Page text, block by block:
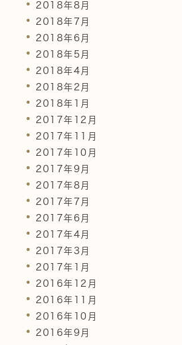
2018年8月
2018年7月
2018年6月
2018年5月
2018年4月
2018年2月
2018年1月
2017年12月
2017年11月
2017年10月
2017年9月
2017年8月
2017年7月
2017年6月
2017年4月
2017年3月
2017年1月
2016年12月
2016年11月
2016年10月
2016年9月